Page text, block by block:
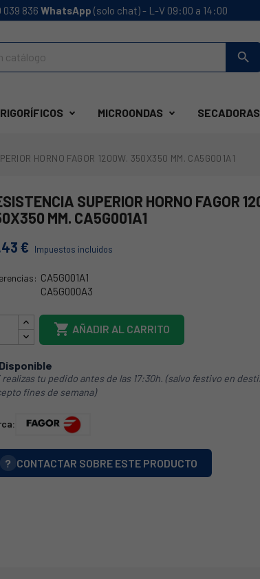
039 836 WhatsApp (solo chat) - L-V 09:00 a 14:00
search
MICROONDAS SECADORAS
HORNO FAGOR 1200W. 350X350 MM. CA5G001A1
SUPERIOR HORNO FAGOR
MM. CA5G001A1
€ Impuestos incluidos
CA5G001A1
CA5G000A3
 AÑADIR AL CARRITO
Disponible
realizas tu pedido antes de las 17:30h. (salvo festivo en
fines de semana)
? CONTACTAR SOBRE ESTE PRODUCTO